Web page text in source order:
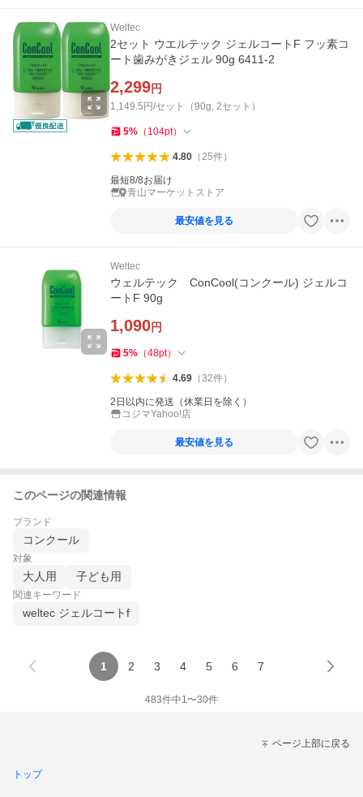
Weltec
2セット ウエルテック ジェルコートF フッ素コ
ート歯みがきジェル 90g 6411-2
2,299円
1,149.5円/セット（90g, 2セット）
5% （ 104pt）
4.80（25件）
最短8/8お届け
青山マーケットストア
最安値を見る
Weltec
ウェルテック ConCool(コンクール) ジェルコ
ートF 90g
1,090円
5% （48pt）
4.69（32件）
2日以内に発送（休業日を除く）
コジマYahoo!店
最安値を見る
このページの関連情報
ブランド
コンクール
対象
大人用 子ども用
関連キーワード
weltec ジェルコートf
1 2 3 4 5 6 7
483件中1〜30件
ページ上部に戻る
トップ